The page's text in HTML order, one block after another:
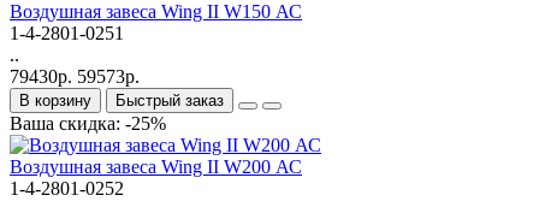
Bоздушная завеса Wing II W150 АС
1-4-2801-0251
..
79430р. 59573р.
В корзину Быстрый заказ
Ваша скидка: -25%
Bоздушная завеса Wing II W200 АС
1-4-2801-0252